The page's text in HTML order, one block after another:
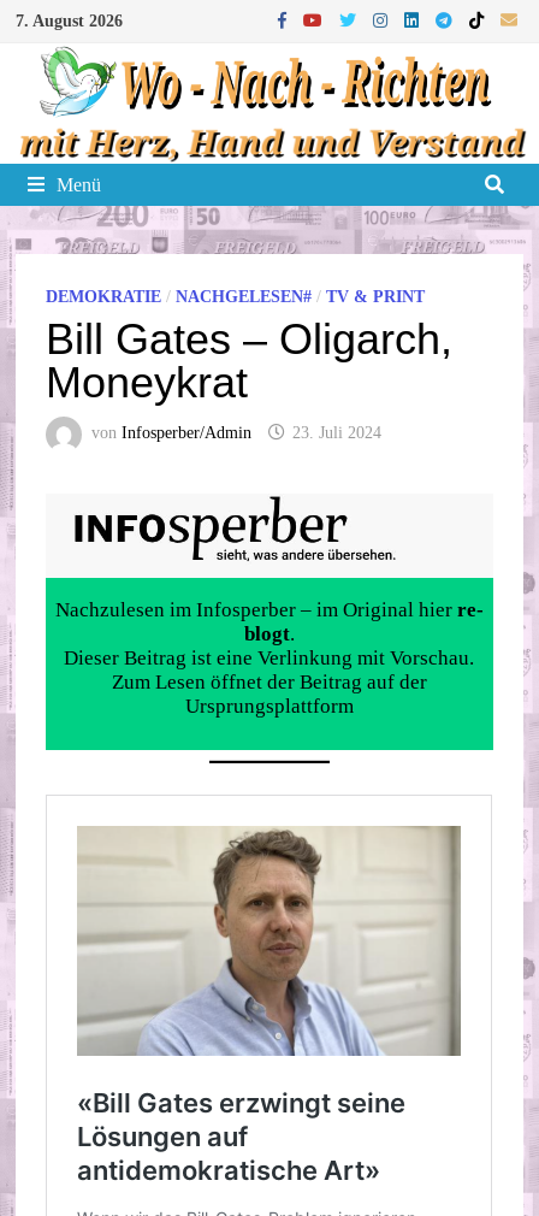
Zum
Inhalt
springen
7. August 2026
Menü
DEMOKRATIE /NACHGELESEN# /TV & PRINT
Bill Gates – Oligarch,
Moneykrat
vonInfosperber/Admin 23. Juli 2024
Nachzulesen im Infosperber – im Original hier re-
blogt.
Dieser Beitrag ist eine Verlinkung mit Vorschau.
Zum Lesen öffnet der Beitrag auf der
Ursprungsplattform